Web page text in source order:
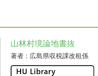
山林村境論地書抜
著者 : 広島県収税課改租係